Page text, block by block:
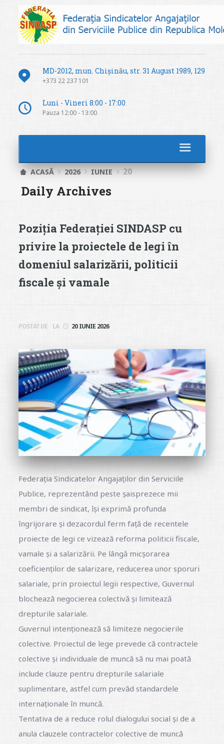
MD-2012, mun. Chișinău, str. 31 August 1989, 129
+373 22 237 101
Luni - Vineri 8:00 - 17:00
Pauza 12:00 - 13:00
ACASĂ 2026 IUNIE 20
Daily Archives
Poziția Federației SINDASP cu
privire la proiectele de legi în
domeniul salarizării, politicii
fiscale și vamale
POSTAT DE LA 20 IUNIE 2026
Federația Sindicatelor Angajaților din Serviciile
Publice, reprezentând peste șaisprezece mii
membri de sindicat, își exprimă profunda
îngrijorare și dezacordul ferm față de recentele
proiecte de legi ce vizează reforma politicii fiscale,
vamale și a salarizării. Pe lângă micșorarea
coeficienților de salarizare, reducerea unor sporuri
salariale, prin proiectul legii respective, Guvernul
blochează negocierea colectivă și limitează
drepturile salariale.
Guvernul intenționează să limiteze negocierile
colective. Proiectul de lege prevede că contractele
colective și individuale de muncă să nu mai poată
include clauze pentru drepturile salariale
suplimentare, astfel cum prevăd standardele
internaționale în muncă.
Tentativa de a reduce rolul dialogului social și de a
anula clauzele contractelor colective de muncă